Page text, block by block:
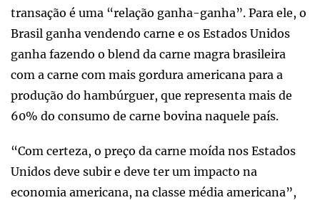
transação é uma “relação ganha-ganha”. Para ele, o
Brasil ganha vendendo carne e os Estados Unidos
ganha fazendo o blend da carne magra brasileira
com a carne com mais gordura americana para a
produção do hambúrguer, que representa mais de
60% do consumo de carne bovina naquele país.
“Com certeza, o preço da carne moída nos Estados
Unidos deve subir e deve ter um impacto na
economia americana, na classe média americana”,